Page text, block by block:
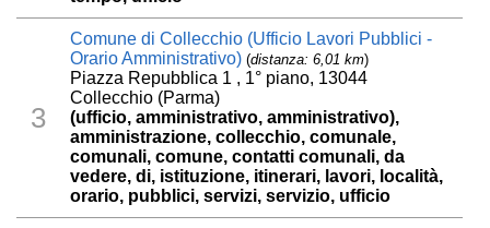
3
Comune di Collecchio (Ufficio Lavori Pubblici -
Orario Amministrativo) (distanza: 6,01 km)
Piazza Repubblica 1 , 1° piano, 13044
Collecchio (Parma)
(ufficio, amministrativo, amministrativo),
amministrazione, collecchio, comunale,
comunali, comune, contatti comunali, da
vedere, di, istituzione, itinerari, lavori, località,
orario, pubblici, servizi, servizio, ufficio